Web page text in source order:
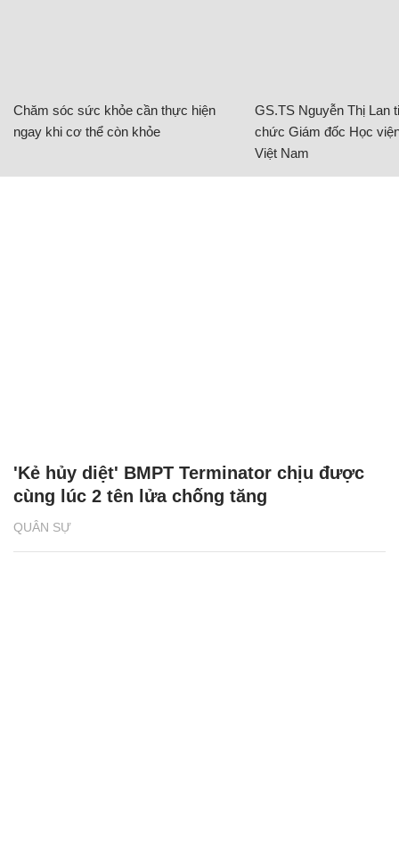
Chăm sóc sức khỏe cần thực hiện
ngay khi cơ thể còn khỏe
GS.TS Nguyễn Thị Lan
chức Giám đốc Học
Việt Nam
QUÂN SỰ
'Kẻ hủy diệt' BMPT Terminator chịu được
cùng lúc 2 tên lửa chống tăng